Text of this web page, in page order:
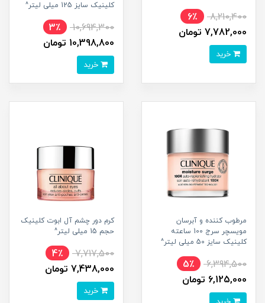
8,210,400
6٪
7,782,000 تومان
کلینیک سایز 125 میلی لیتر^
10,694,300
3٪
10,398,800 تومان
مرطوب کننده و آبرسان
مویسچر سرج 100 ساعته
کلینیک سایز 50 میلی لیتر^
6,394,500
5٪
6,125,000 تومان
کرم دور چشم آل ابوت کلینیک
حجم 15 میلی لیتر^
7,717,500
4٪
7,438,000 تومان